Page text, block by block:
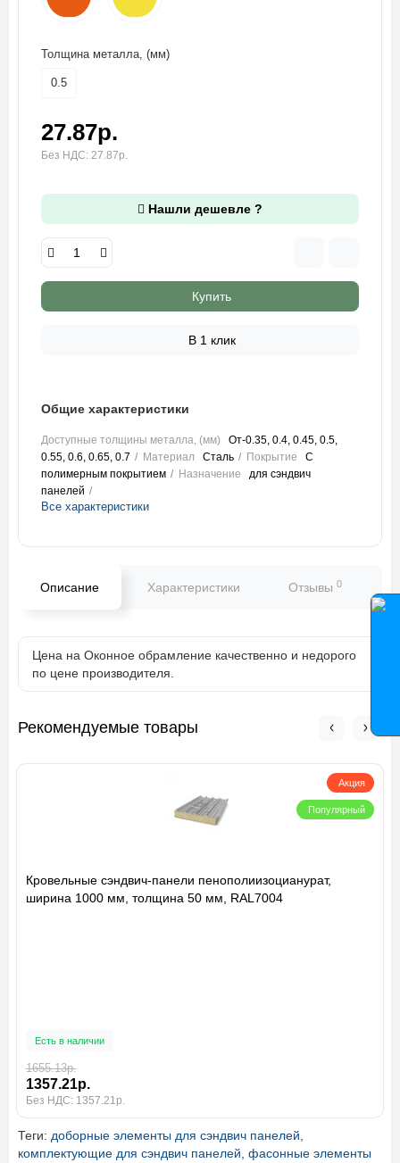
Толщина металла, (мм)
0.5
27.87р.
Без НДС: 27.87р.
Нашли дешевле ?
Купить
В 1 клик
Общие характеристики
Доступные толщины металла, (мм)
От-0.35, 0.4, 0.45, 0.5,
0.55, 0.6, 0.65, 0.7
Материал Сталь Покрытие
С
полимерным покрытием
Назначение
для сэндвич
панелей
Все характеристики
Описание Характеристики Отзывы 0
Цена на Оконное обрамление качественно и недорого
по цене производителя.
Рекомендуемые товары
Акция
Популярный
Кровельные сэндвич-панели пенополиизоцианурат,
ширина 1000 мм, толщина 50 мм, RAL7004
Есть в наличии
1655.13р.
1357.21р.
Без НДС: 1357.21р.
Теги: доборные элементы для сэндвич панелей,
комплектующие для сэндвич панелей, фасонные элементы